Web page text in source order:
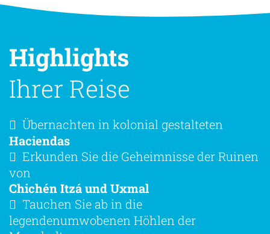
Highlights
Ihrer Reise
Übernachten in kolonial gestalteten
Haciendas
Erkunden Sie die Geheimnisse der Ruinen
von
Chichén Itzá und Uxmal
Tauchen Sie ab in die
legendenumwobenen Höhlen der